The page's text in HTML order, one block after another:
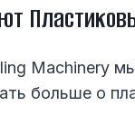
Machinery
больше о